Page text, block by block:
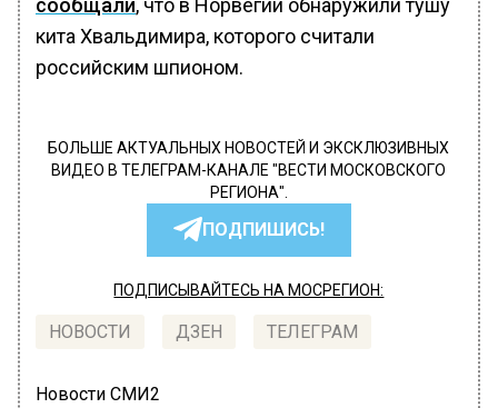
сообщали, что в Норвегии обнаружили тушу
кита Хвальдимира, которого считали
российским шпионом.
БОЛЬШЕ АКТУАЛЬНЫХ НОВОСТЕЙ И ЭКСКЛЮЗИВНЫХ
ВИДЕО В ТЕЛЕГРАМ-КАНАЛЕ "ВЕСТИ МОСКОВСКОГО
РЕГИОНА".
ПОДПИШИСЬ!
ПОДПИСЫВАЙТЕСЬ НА МОСРЕГИОН:
НОВОСТИ ДЗЕН ТЕЛЕГРАМ
Новости СМИ2